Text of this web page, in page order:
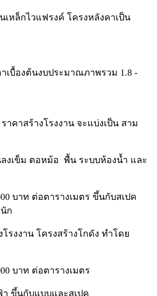
เหล็กไวแฟรงค์ โครงหลังคาเป็น
เบื้องต้นงบประมาณภาพรวม 1.8 -
าคาสร้างโรงงาน จะแบ่งเป็น สาม
งเข็ม ตอหม้อ พื้น ระบบห้องน้ำ และ
บาท ต่อตารางเมตร ขึ้นกับสเปค
ก
รงงาน โครงสร้างโกดัง ทำโดย
บาท ต่อตารางเมตร
า ขึ้นกับแบบและสเปค